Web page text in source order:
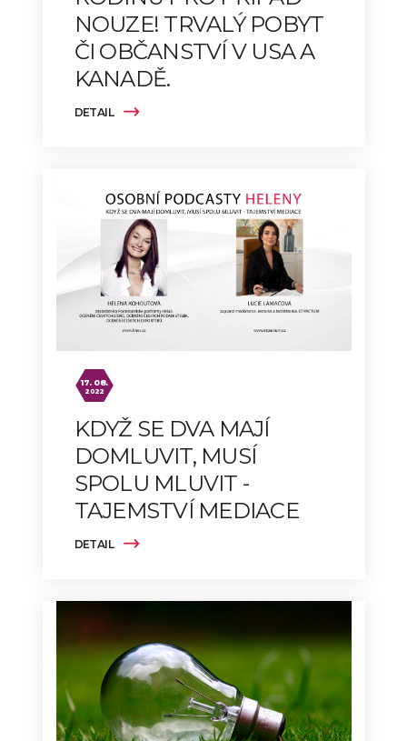
DETAIL
NOUZE! TRVALÝ POBYT
ČI OBČANSTVÍ V USA A
KANADĚ.
DETAIL
17. 08.
2022
KDYŽ SE DVA MAJÍ
DOMLUVIT, MUSÍ
SPOLU MLUVIT -
TAJEMSTVÍ MEDIACE